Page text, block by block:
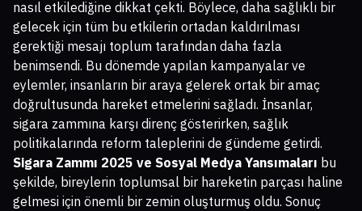
nasıl etkilediğine dikkat çekti. Böylece, daha sağlıklı bir
gelecek için tüm bu etkilerin ortadan kaldırılması
gerektiği mesajı toplum tarafından daha fazla
benimsendi. Bu dönemde yapılan kampanyalar ve
eylemler, insanların bir araya gelerek ortak bir amaç
doğrultusunda hareket etmelerini sağladı. İnsanlar,
sigara zammına karşı direnç gösterirken, sağlık
politikalarında reform taleplerini de gündeme getirdi.
Sigara Zammı 2025 ve Sosyal Medya Yansımaları bu
şekilde, bireylerin toplumsal bir hareketin parçası haline
gelmesi için önemli bir zemin oluşturmuş oldu. Sonuç